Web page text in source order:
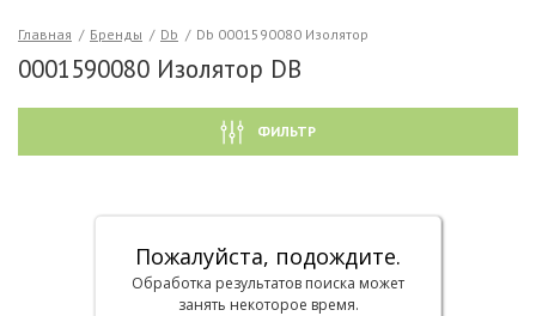
Главная / Бренды / Db / Db 0001590080 Изолятор
0001590080 Изолятор DB
ФИЛЬТР
Пожалуйста, подождите.
Обработка результатов поиска может
занять некоторое время.